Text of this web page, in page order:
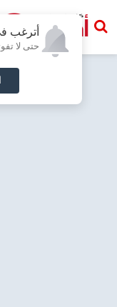
أترغب
حتى لا